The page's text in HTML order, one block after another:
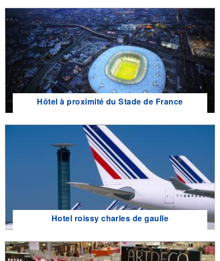
Hôtel à proximité du Stade de France
Hotel roissy charles de gaulle